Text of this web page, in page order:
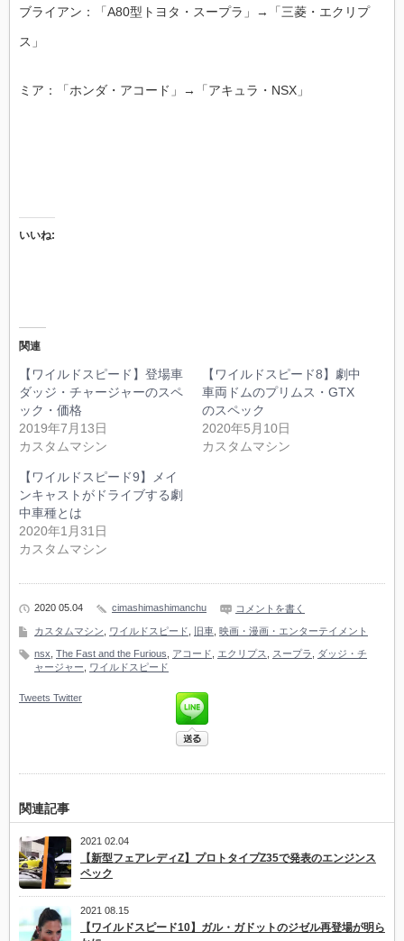
ブライアン：「A80型トヨタ・スープラ」→「三菱・エクリプ
ス」
ミア：「ホンダ・アコード」→「アキュラ・NSX」
いいね:
関連
【ワイルドスピード】登場車
ダッジ・チャージャーのスペ
ック・価格
2019年7月13日
カスタムマシン
【ワイルドスピード8】劇中
車両ドムのプリムス・GTX
のスペック
2020年5月10日
カスタムマシン
【ワイルドスピード9】メイ
ンキャストがドライブする劇
中車種とは
2020年1月31日
カスタムマシン
2020 05.04 cimashimashimanchu コメントを書く
カスタムマシン ワイルドスピード 旧車 映画・漫画・エンターテイメント
nsx The Fast and the Furious アコード エクリプス スープラ
ダッジ・チ
ャージャー
ワイルドスピード
Tweets Twitter
関連記事
2021 02.04
【新型フェアレディZ】プロトタイプZ35で発表のエンジンス
ペック
2021 08.15
【ワイルドスピード10】ガル・ガドットのジゼル再登場が明ら